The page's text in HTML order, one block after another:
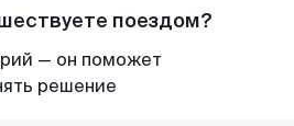
поездом?
— он поможет
решение